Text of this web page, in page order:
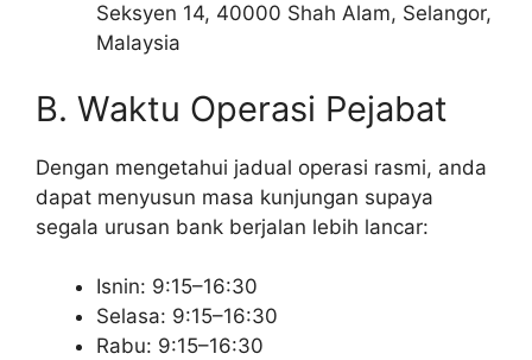
Seksyen 14, 40000 Shah Alam, Selangor,
Malaysia
B. Waktu Operasi Pejabat
Dengan mengetahui jadual operasi rasmi, anda
dapat menyusun masa kunjungan supaya
segala urusan bank berjalan lebih lancar:
Isnin: 9:15–16:30
Selasa: 9:15–16:30
Rabu: 9:15–16:30